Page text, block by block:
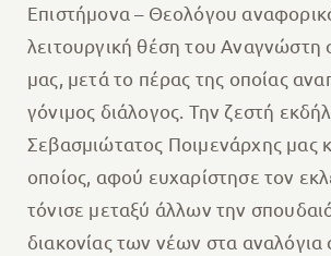
Επιστήμονα – Θεολόγου
λειτουργική θέση του Αναγνώστη
μας, μετά το πέρας της οποίας
γόνιμος διάλογος. Την ζεστή
Σεβασμιώτατος Ποιμενάρχης μας
οποίος, αφού ευχαρίστησε τον
τόνισε μεταξύ άλλων την
διακονίας των νέων στα αναλόγια